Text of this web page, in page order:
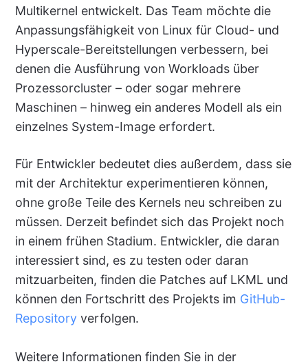
Multikernel entwickelt. Das Team möchte die
Anpassungsfähigkeit von Linux für Cloud- und
Hyperscale-Bereitstellungen verbessern, bei
denen die Ausführung von Workloads über
Prozessorcluster – oder sogar mehrere
Maschinen – hinweg ein anderes Modell als ein
einzelnes System-Image erfordert.
Für Entwickler bedeutet dies außerdem, dass sie
mit der Architektur experimentieren können,
ohne große Teile des Kernels neu schreiben zu
müssen. Derzeit befindet sich das Projekt noch
in einem frühen Stadium. Entwickler, die daran
interessiert sind, es zu testen oder daran
mitzuarbeiten, finden die Patches auf LKML und
können den Fortschritt des Projekts im GitHub-
Repositoryverfolgen.
Weitere Informationen finden Sie in der